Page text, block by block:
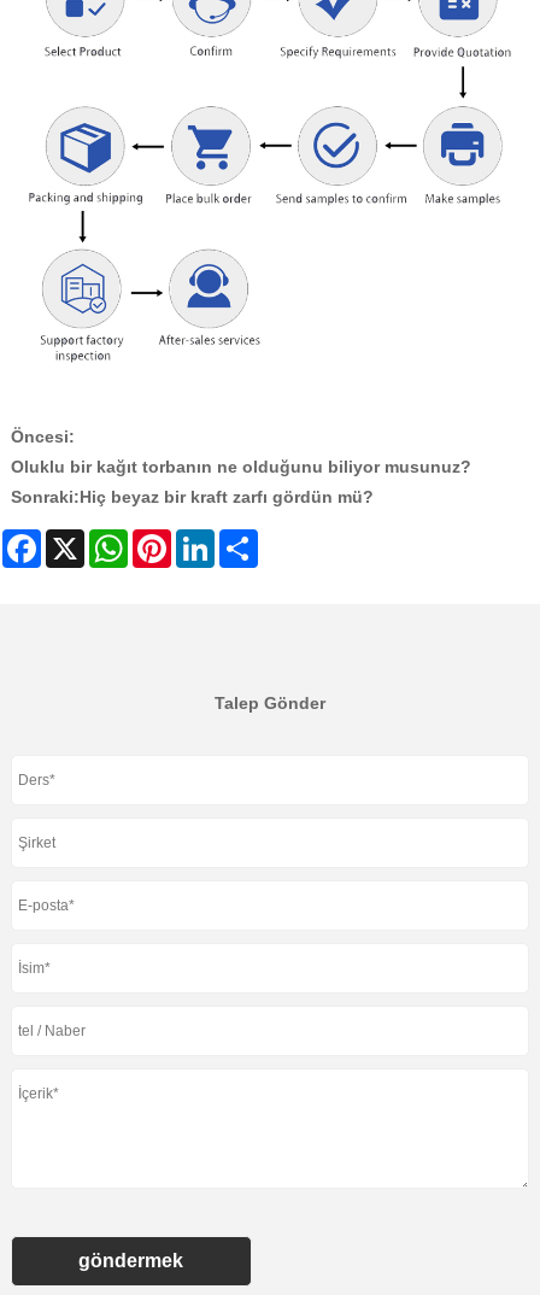
Öncesi:
Oluklu bir kağıt torbanın ne olduğunu biliyor musunuz?
Sonraki:Hiç beyaz bir kraft zarfı gördün mü?
Facebook WhatsAppPinterestLinkedIn
Talep Gönder
göndermek